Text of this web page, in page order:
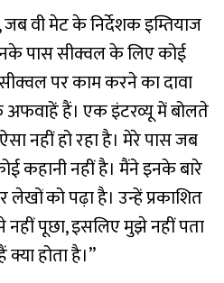
जब वी मेट के निर्देशक इम्तियाज
पास सीक्वल के लिए कोई
पर काम करने का दावा
अफवाहें हैं। एक इंटरव्यू में बोलते
नहीं हो रहा है। मेरे पास जब
कहानी नहीं है। मैंने इनके बारे
लेखों को पढ़ा है। उन्हें प्रकाशित
पूछा, इसलिए मुझे नहीं पता
होता है।”